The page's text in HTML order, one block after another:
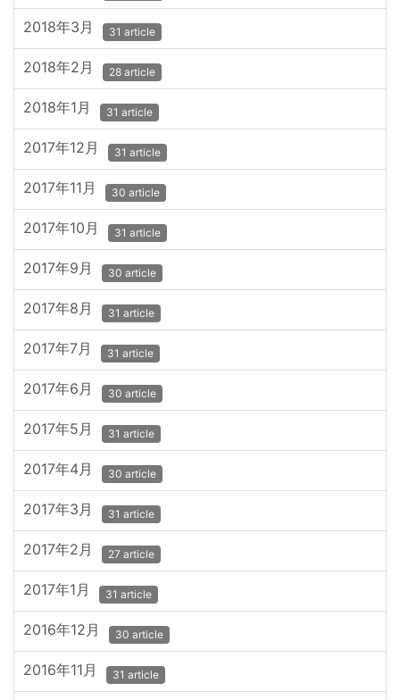
2018年3月 31 article
2018年2月 28 article
2018年1月 31 article
2017年12月 31 article
2017年11月 30 article
2017年10月 31 article
2017年9月 30 article
2017年8月 31 article
2017年7月 31 article
2017年6月 30 article
2017年5月 31 article
2017年4月 30 article
2017年3月 31 article
2017年2月 27 article
2017年1月 31 article
2016年12月 30 article
2016年11月 31 article